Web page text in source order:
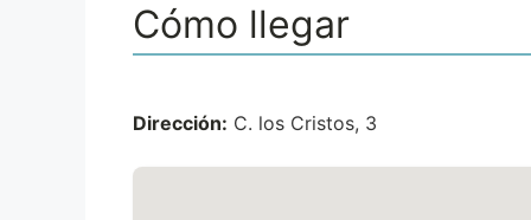
Cómo llegar
Dirección: C. los Cristos, 3